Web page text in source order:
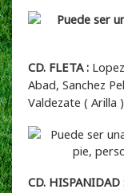
CD. FLETA :
Abad, Sanchez
Valdezate ( Arilla
CD. HISPANIDAD